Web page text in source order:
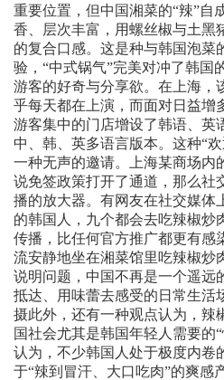
重要位置，但中国湘菜的“辣”
香、层次丰富，用螺丝椒与土黑
的复合口感。这是种与韩国泡菜
验，“中式锅气”完美对冲了韩国
游客的好奇与分享欲。在上海，
乎每天都在上演，而面对日益增
游客集中的门店增设了韩语、英
中、韩、英多语言版本。这种“
一种无声的邀请。上海某商场内
说免签政策打开了通道，那么社
播的放大器。有网友在社交媒体
的韩国人，九个都会去吃辣椒炒
传播，比任何官方推广都更有感
流安静地坐在湘菜馆里吃辣椒炒
说明问题，中国不再是一个遥远
抵达、用味蕾去感受的日常生活
摄此外，还有一种观点认为，辣
国社会尤其是韩国年轻人需要的
认为，不少韩国人处于极度内卷
于“辣到冒汗、大口吃肉”的爽感